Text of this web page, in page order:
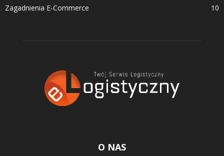
Zagadnienia E-Commerce
10
O NAS